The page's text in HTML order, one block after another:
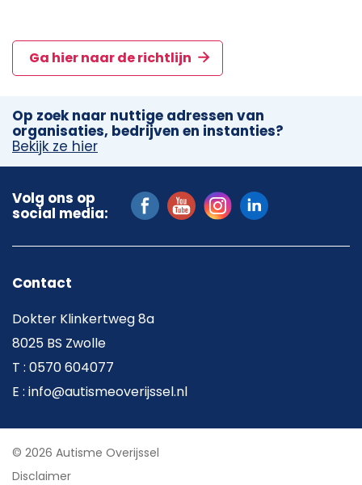
Ga hier naar de richtlijn
Op zoek naar nuttige adressen van
organisaties, bedrijven en instanties?
Bekijk ze hier
Volg ons op
social media:
Contact
Dokter Klinkertweg 8a
8025 BS Zwolle
T : 0570 604077
E : info@autismeoverijssel.nl
© 2026 Autisme Overijssel
Disclaimer